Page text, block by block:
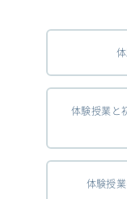
体験授業と
体験授